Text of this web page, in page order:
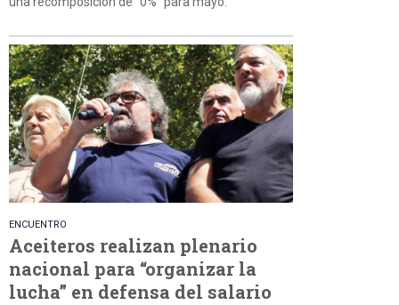
ENCUENTRO
Aceiteros realizan plenario
nacional para “organizar la
lucha” en defensa del salario